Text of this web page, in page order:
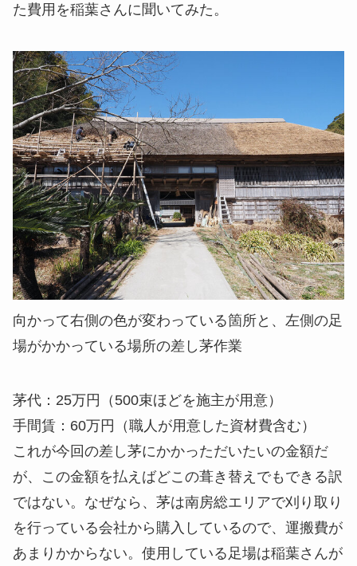
た費用を稲葉さんに聞いてみた。
向かって右側の色が変わっている箇所と、左側の足
場がかかっている場所の差し茅作業
茅代：25万円（500束ほどを施主が用意）
手間賃：60万円（職人が用意した資材費含む）
これが今回の差し茅にかかっただいたいの金額だ
が、この金額を払えばどこの葺き替えでもできる訳
ではない。なぜなら、茅は南房総エリアで刈り取り
を行っている会社から購入しているので、運搬費が
あまりかからない。使用している足場は稲葉さんが